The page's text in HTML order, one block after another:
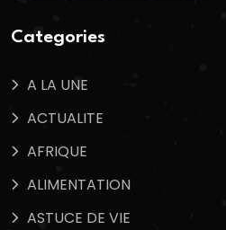
Categories
A LA UNE
ACTUALITE
AFRIQUE
ALIMENTATION
ASTUCE DE VIE